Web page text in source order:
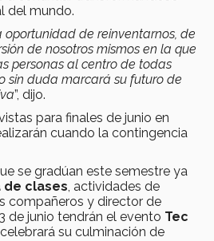
del mundo.
oportunidad de reinventarnos, de
de nosotros mismos en la que
personas al centro de todas
sin duda marcará su futuro de
”, dijo.
para finales de junio en
cuando la contingencia
se gradúan este semestre ya
de clases, actividades de
compañeros y director de
de junio tendrán el evento Tec
su culminación de